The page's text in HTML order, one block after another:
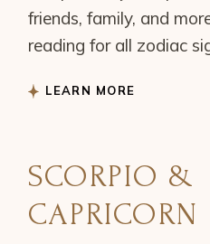
friends, family, and
reading for all zodiac
LEARN MORE
SCORPIO &
CAPRICORN